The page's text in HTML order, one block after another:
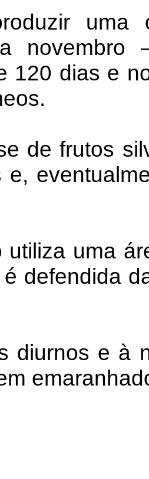
120 dias e
de frutos
e,
utiliza uma
defendida
diurnos e à